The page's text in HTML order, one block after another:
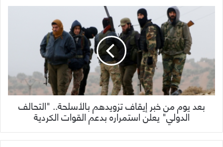
بعد يوم من خبر إيقاف تزويدهم بالأسلحة.. "التحالف
الدولي" يعلن استمراره بدعم القوات الكردية